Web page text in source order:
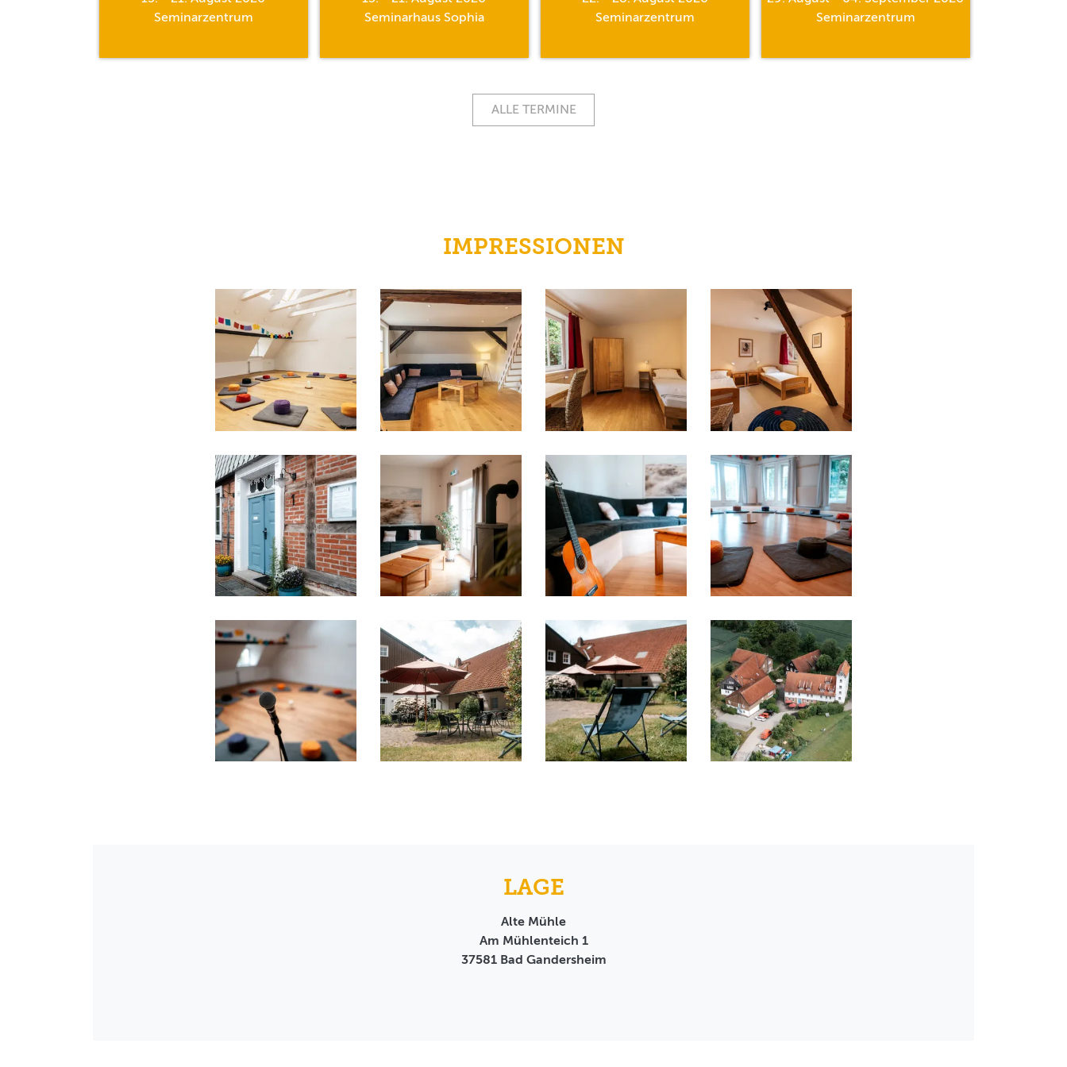
Seminarzentrum
Seminarhaus Sophia
Seminarzentrum
Seminarzentrum
ALLE TERMINE
IMPRESSIONEN
LAGE
Alte Mühle
Am Mühlenteich 1
37581 Bad Gandersheim